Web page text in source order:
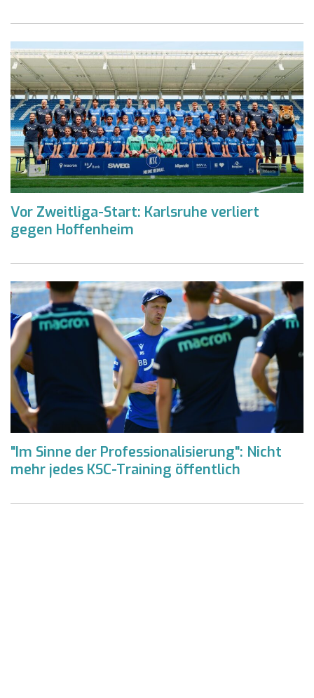
Vor Zweitliga-Start: Karlsruhe verliert
gegen Hoffenheim
"Im Sinne der Professionalisierung": Nicht
mehr jedes KSC-Training öffentlich